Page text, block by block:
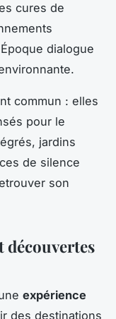
cures de
dialogue
commun : elles
pour le
jardins
de silence
son
découvertes
expérience
des destinations